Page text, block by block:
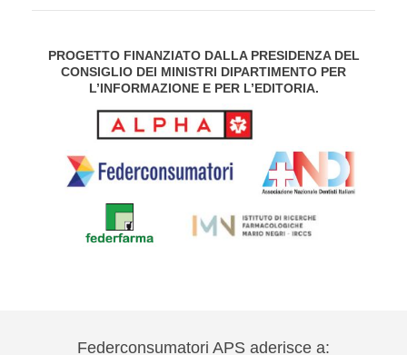
PROGETTO FINANZIATO DALLA PRESIDENZA DEL
CONSIGLIO DEI MINISTRI DIPARTIMENTO PER
L’INFORMAZIONE E PER L’EDITORIA.
Federconsumatori APS aderisce a: